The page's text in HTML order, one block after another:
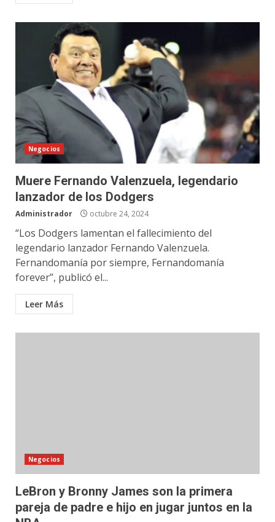
Negocios
Muere Fernando Valenzuela, legendario
lanzador de los Dodgers
Administrador octubre 24, 2024
“Los Dodgers lamentan el fallecimiento del
legendario lanzador Fernando Valenzuela.
Fernandomanía por siempre, Fernandomanía
forever”, publicó el...
Leer Más
Negocios
LeBron y Bronny James son la primera
pareja de padre e hijo en jugar juntos en la